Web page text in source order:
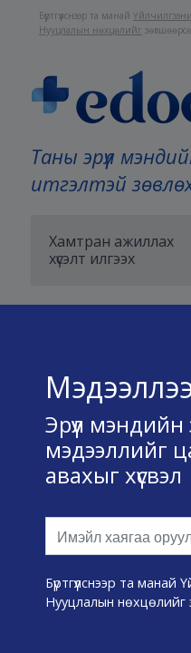
Эрүүл
мэдээллийг
авахыг хүсвэл
Бүртгүүлснээр та
Нууцлалын
Таны эрүүл
итгэлтэй
Хамтран ажиллах
хүсэлт илгээх
Үйлчилгээний нөхцөл
Нууц хадгалах тухай
Холбоо барих
Өвчин А-Я
Эмнэлэг хайх
Эрүүл мэндийн хэрэгслүүд
Бүртгүүлснээр та манай
Нууцлалын нөхцөлийг